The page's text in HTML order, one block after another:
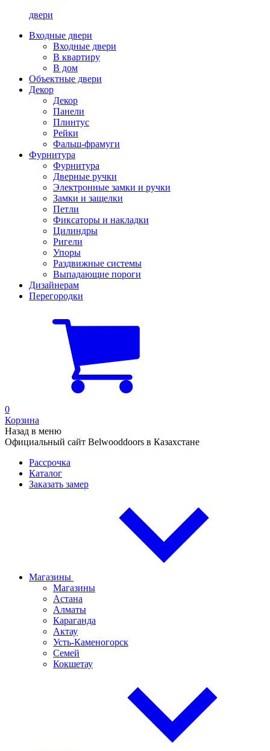
двери
Входные двери
Входные двери
В квартиру
В дом
Объектные двери
Декор
Декор
Панели
Плинтус
Рейки
Фальш-фрамуги
Фурнитура
Фурнитура
Дверные ручки
Электронные замки и ручки
Замки и защелки
Петли
Фиксаторы и накладки
Цилиндры
Ригели
Упоры
Раздвижные системы
Выпадающие пороги
Дизайнерам
Перегородки
0
Корзина
Назад в меню
Официальный сайт Belwooddoors в Казахстане
Рассрочка
Каталог
Заказать замер
Магазины
Магазины
Астана
Алматы
Караганда
Актау
Усть-Каменогорск
Семей
Кокшетау